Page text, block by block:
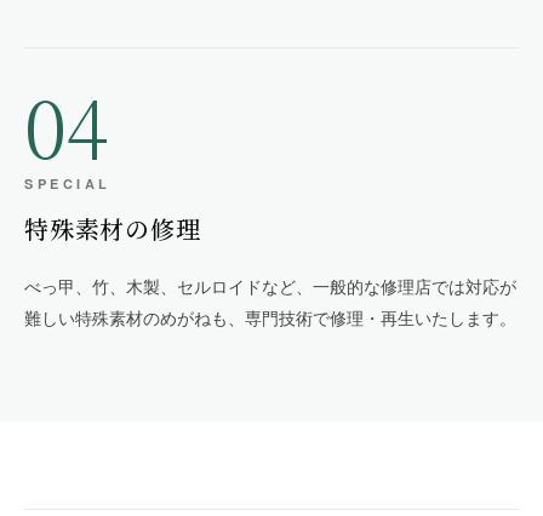
04
SPECIAL
特殊素材の修理
べっ甲、竹、木製、セルロイドなど、一般的な修理店では対応が
難しい特殊素材のめがねも、専門技術で修理・再生いたします。